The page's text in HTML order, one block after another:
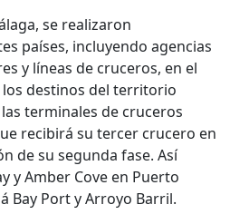
se realizaron
países, incluyendo agencias
y líneas de cruceros, en el
los destinos del territorio
terminales de cruceros
recibirá su tercer crucero en
de su segunda fase. Así
y Amber Cove en Puerto
Bay Port y Arroyo Barril.